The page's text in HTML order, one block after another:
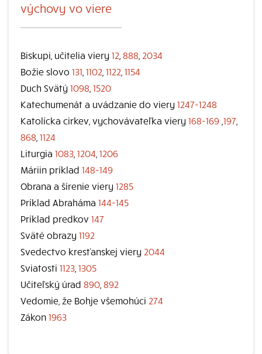
výchovy vo viere
Biskupi, učitelia viery 12 888 2034
Božie slovo 131 1102 1122 1154
Duch Svätý 1098 1520
Katechumenát a uvádzanie do viery 1247-1248
Katolícka cirkev, vychovávateľka viery 168-169 197
868 1124
Liturgia 1083 1204 1206
Máriin príklad 148-149
Obrana a šírenie viery 1285
Príklad Abraháma 144-145
Príklad predkov 147
Sväté obrazy 1192
Svedectvo kresťanskej viery 2044
Sviatosti 1123 1305
Učiteľský úrad 890 892
Vedomie, že Bohje všemohúci 274
Zákon 1963